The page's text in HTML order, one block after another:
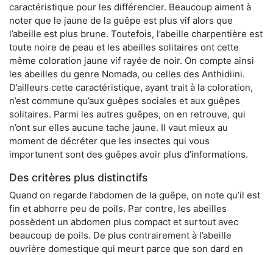
caractéristique pour les différencier. Beaucoup aiment à
noter que le jaune de la guêpe est plus vif alors que
l’abeille est plus brune. Toutefois, l’abeille charpentière est
toute noire de peau et les abeilles solitaires ont cette
même coloration jaune vif rayée de noir. On compte ainsi
les abeilles du genre Nomada, ou celles des Anthidiini.
D’ailleurs cette caractéristique, ayant trait à la coloration,
n’est commune qu’aux guêpes sociales et aux guêpes
solitaires. Parmi les autres guêpes, on en retrouve, qui
n’ont sur elles aucune tache jaune. Il vaut mieux au
moment de décréter que les insectes qui vous
importunent sont des guêpes avoir plus d’informations.
Des critères plus distinctifs
Quand on regarde l’abdomen de la guêpe, on note qu’il est
fin et abhorre peu de poils. Par contre, les abeilles
possèdent un abdomen plus compact et surtout avec
beaucoup de poils. De plus contrairement à l’abeille
ouvrière domestique qui meurt parce que son dard en